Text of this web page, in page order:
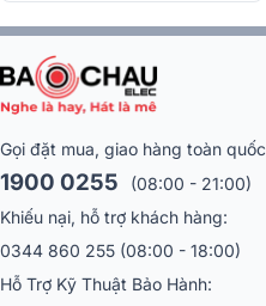
Gọi đặt mua, giao hàng toàn quốc
1900 0255
(08:00 - 21:00)
Khiếu nại, hỗ trợ khách hàng:
0344 860 255 (08:00 - 18:00)
Hỗ Trợ Kỹ Thuật Bảo Hành: